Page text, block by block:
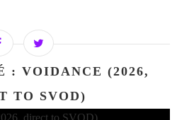
: VOIDANCE (2026,
TO SVOD)